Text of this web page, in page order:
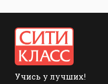
Учись у лучших!